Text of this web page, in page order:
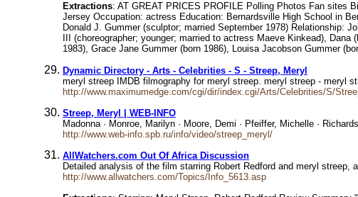
Extractions: AT GREAT PRICES PROFILE Polling Photos Fan sites
Jersey Occupation: actress Education: Bernardsville High School in
Donald J. Gummer (sculptor; married September 1978) Relationship:
III (choreographer; younger; married to actress Maeve Kinkead),
1983), Grace Jane Gummer (born 1986), Louisa Jacobson Gummer
Dynamic Directory - Arts - Celebrities - S - Streep, Meryl
meryl streep IMDB filmography for meryl streep. meryl streep - meryl
http://www.maximumedge.com/cgi/dir/index.cgi/Arts/Celebrities/S/
Streep, Meryl | WEB-INFO
Madonna · Monroe, Marilyn · Moore, Demi · Pfeiffer, Michelle ·
http://www.web-info.spb.ru/info/video/streep_meryl/
AllWatchers.com Out Of Africa Discussion
Detailed analysis of the film starring Robert Redford and meryl
http://www.allwatchers.com/Topics/Info_5613.asp